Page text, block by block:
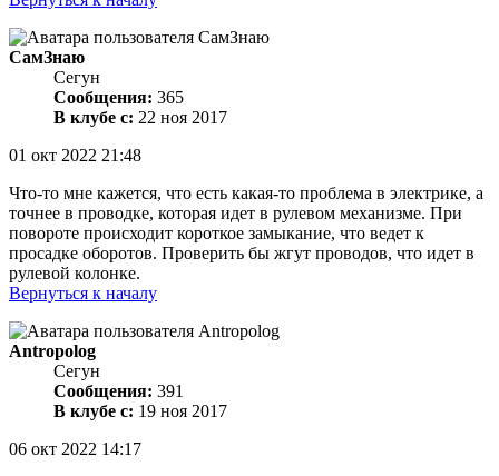
СамЗнаю
Сегун
Сообщения: 365
В клубе с: 22 ноя 2017
01 окт 2022 21:48
Что-то мне кажется, что есть какая-то проблема в электрике, а
точнее в проводке, которая идет в рулевом механизме. При
повороте происходит короткое замыкание, что ведет к
просадке оборотов. Проверить бы жгут проводов, что идет в
рулевой колонке.
Вернуться к началу
Antropolog
Сегун
Сообщения: 391
В клубе с: 19 ноя 2017
06 окт 2022 14:17